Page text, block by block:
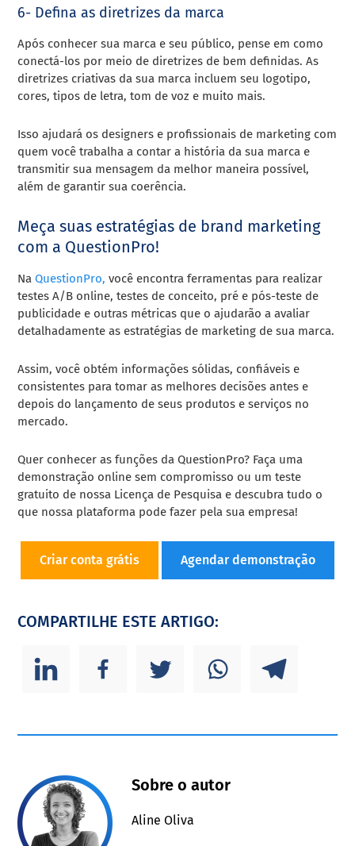
6- Defina as diretrizes da marca
Após conhecer sua marca e seu público, pense em como
conectá-los por meio de diretrizes de bem definidas. As
diretrizes criativas da sua marca incluem seu logotipo,
cores, tipos de letra, tom de voz e muito mais.
Isso ajudará os designers e profissionais de marketing com
quem você trabalha a contar a história da sua marca e
transmitir sua mensagem da melhor maneira possível,
além de garantir sua coerência.
Meça suas estratégias de brand marketing
com a QuestionPro!
Na QuestionPro, você encontra ferramentas para realizar
testes A/B online, testes de conceito, pré e pós-teste de
publicidade e outras métricas que o ajudarão a avaliar
detalhadamente as estratégias de marketing de sua marca.
Assim, você obtém informações sólidas, confiáveis e
consistentes para tomar as melhores decisões antes e
depois do lançamento de seus produtos e serviços no
mercado.
Quer conhecer as funções da QuestionPro? Faça uma
demonstração online sem compromisso ou um teste
gratuito de nossa Licença de Pesquisa e descubra tudo o
que nossa plataforma pode fazer pela sua empresa!
Criar conta grátis Agendar demonstração
COMPARTILHE ESTE ARTIGO:
Sobre o autor
Aline Oliva